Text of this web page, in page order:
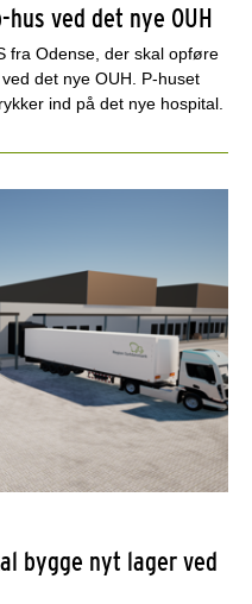
ved det nye OUH
fra Odense, der skal opføre
det nye OUH. P-huset
ind på det nye hospital.
bygge nyt lager ved